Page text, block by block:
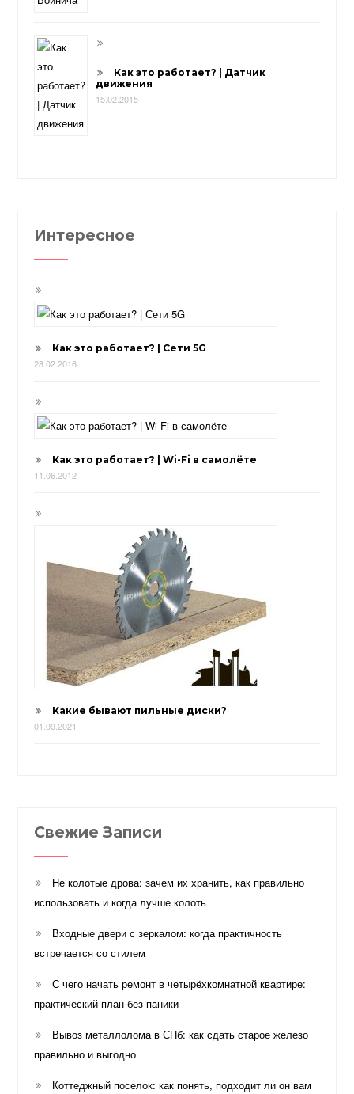
Как это работает? | Датчик
движения
15.02.2015
Интересное
Как это работает? | Сети 5G
28.02.2016
Как это работает? | Wi-Fi в самолёте
11.06.2012
Какие бывают пильные диски?
01.09.2021
Свежие Записи
Не колотые дрова: зачем их хранить, как правильно
использовать и когда лучше колоть
Входные двери с зеркалом: когда практичность
встречается со стилем
С чего начать ремонт в четырёхкомнатной квартире:
практический план без паники
Вывоз металлолома в СПб: как сдать старое железо
правильно и выгодно
Коттеджный поселок: как понять, подходит ли он вам